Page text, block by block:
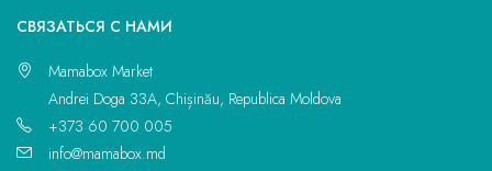
CВЯЗАТЬСЯ С НАМИ
Mamabox Market
Andrei Doga 33A, Chișinău, Republica Moldova
+373 60 700 005
info@mamabox.md